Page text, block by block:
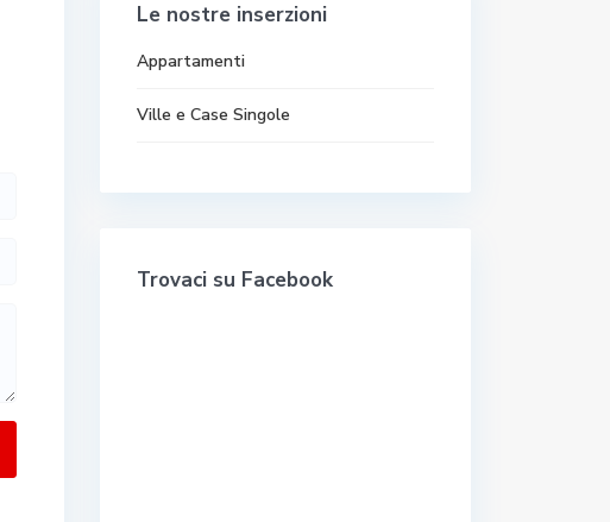
Le nostre inserzioni
Appartamenti
Ville e Case Singole
Trovaci su Facebook